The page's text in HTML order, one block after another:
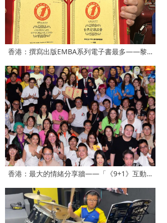
香港：撰寫出版EMBA系列電子書最多——黎民Lai Man Philip
香港：最大的情緒分享牆——「《9+1》互動劇場」背景牆